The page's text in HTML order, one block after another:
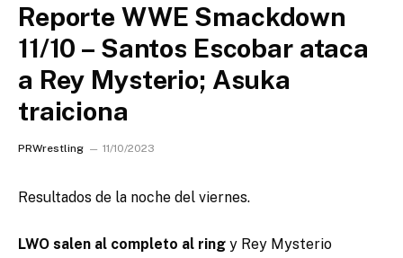
Reporte WWE Smackdown
11/10 – Santos Escobar ataca
a Rey Mysterio; Asuka
traiciona
PRWrestling 11/10/2023
Resultados de la noche del viernes.
LWO salen al completo al ring y Rey Mysterio